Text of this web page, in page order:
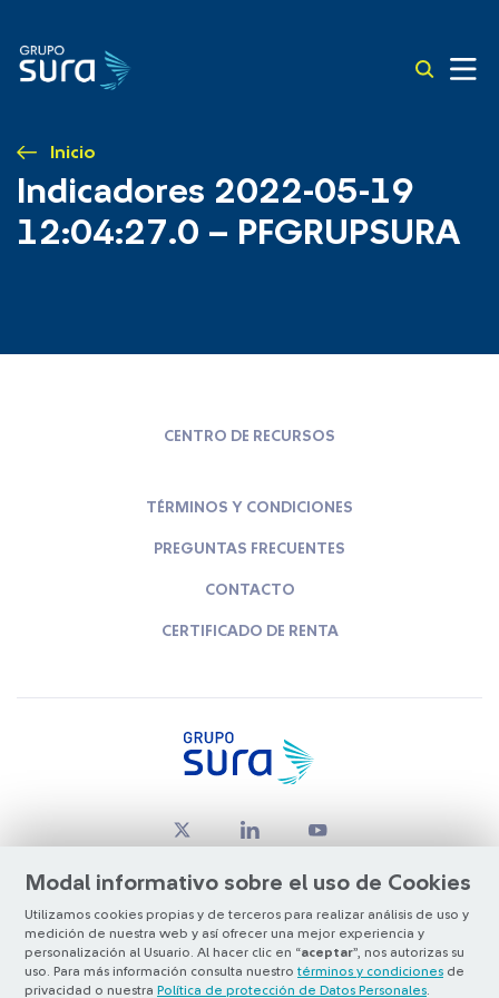
Inicio
Indicadores 2022-05-19
12:04:27.0 – PFGRUPSURA
Modal informativo sobre el uso de Cookies
Utilizamos cookies propias y de terceros para realizar análisis de uso y
medición de nuestra web y así ofrecer una mejor experiencia y
personalización al Usuario. Al hacer clic en “aceptar”, nos autorizas su
uso. Para más información consulta nuestro términos y condiciones de
privacidad o nuestra Política de protección de Datos Personales
CENTRO DE RECURSOS
TÉRMINOS Y CONDICIONES
PREGUNTAS FRECUENTES
CONTACTO
CERTIFICADO DE RENTA
© Copyright Grupo SURA 2026